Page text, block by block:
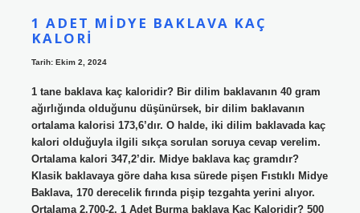
1 ADET MIDYE BAKLAVA KAÇ
KALORI
Tarih: Ekim 2, 2024
1 tane baklava kaç kaloridir? Bir dilim baklavanın 40 gram
ağırlığında olduğunu düşünürsek, bir dilim baklavanın
ortalama kalorisi 173,6’dır. O halde, iki dilim baklavada kaç
kalori olduğuyla ilgili sıkça sorulan soruya cevap verelim.
Ortalama kalori 347,2’dir. Midye baklava kaç gramdır?
Klasik baklavaya göre daha kısa sürede pişen Fıstıklı Midye
Baklava, 170 derecelik fırında pişip tezgahta yerini alıyor.
Ortalama 2.700-2. 1 Adet Burma baklava Kaç Kaloridir? 500